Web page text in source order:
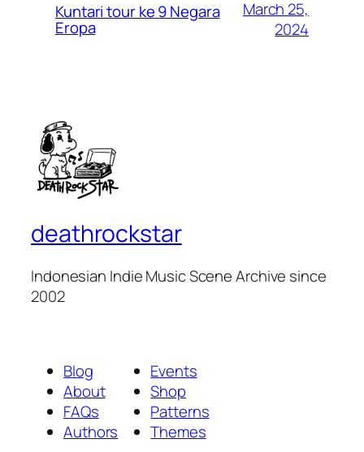
Kuntari tour ke 9 Negara
Eropa
March 25,
2024
deathrockstar
Indonesian Indie Music Scene Archive since
2002
Blog
About
FAQs
Authors
Events
Shop
Patterns
Themes